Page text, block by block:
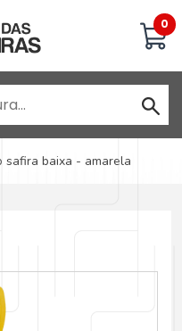
0
baixa - amarela